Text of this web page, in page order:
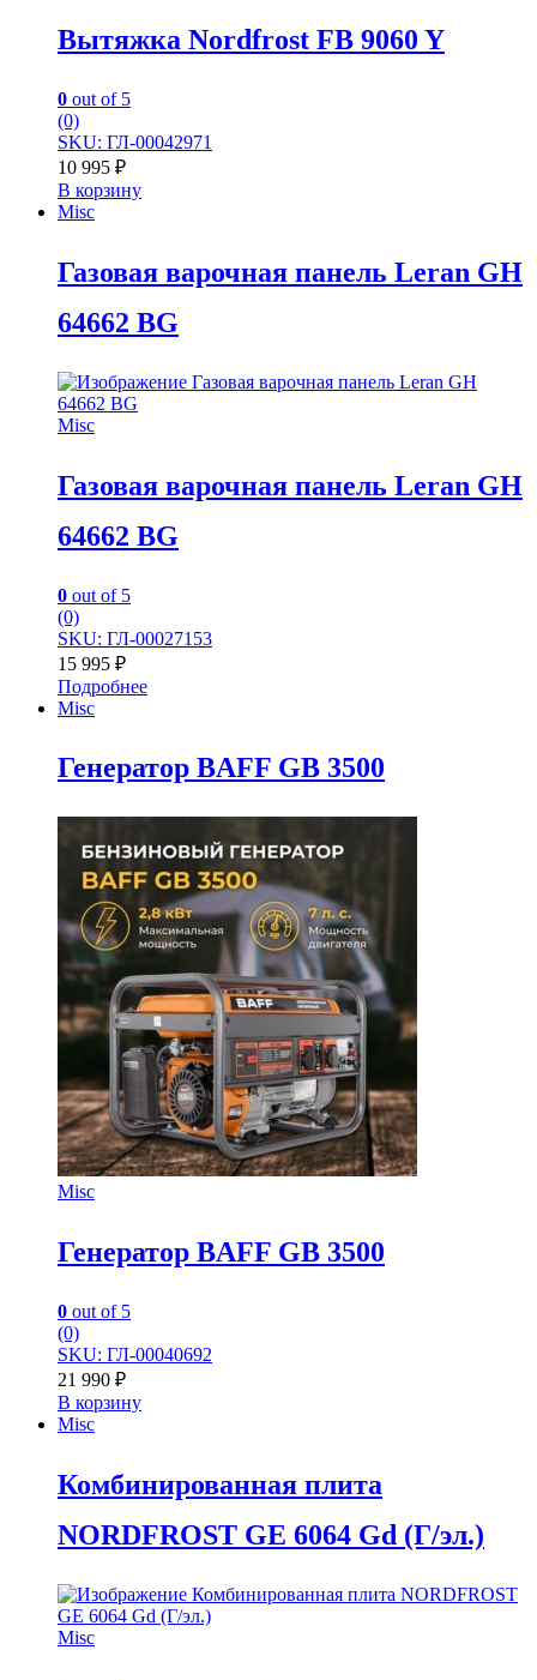
Вытяжка Nordfrost FB 9060 Y
0 out of 5
(0)
SKU: ГЛ-00042971
10 995 ₽
В корзину
Misc
Газовая варочная панель Leran GH
64662 BG
Misc
Газовая варочная панель Leran GH
64662 BG
0 out of 5
(0)
SKU: ГЛ-00027153
15 995 ₽
Подробнее
Misc
Генератор BAFF GB 3500
Misc
Генератор BAFF GB 3500
0 out of 5
(0)
SKU: ГЛ-00040692
21 990 ₽
В корзину
Misc
Комбинированная плита
NORDFROST GE 6064 Gd (Г/эл.)
Misc